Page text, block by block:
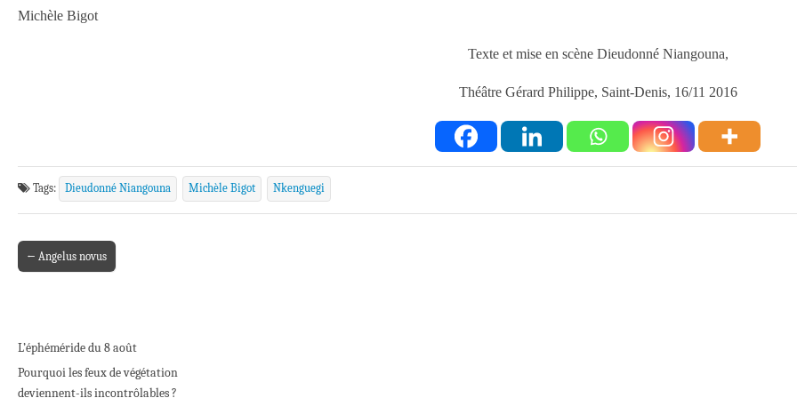
Michèle Bigot
Texte et mise en scène Dieudonné Niangouna,
Théâtre Gérard Philippe, Saint-Denis, 16/11 2016
Tags: Dieudonné Niangouna Michèle Bigot Nkenguegi
Post navigation
← Angelus novus
L’éphéméride du 8 août
Pourquoi les feux de végétation
deviennent-ils incontrôlables ?